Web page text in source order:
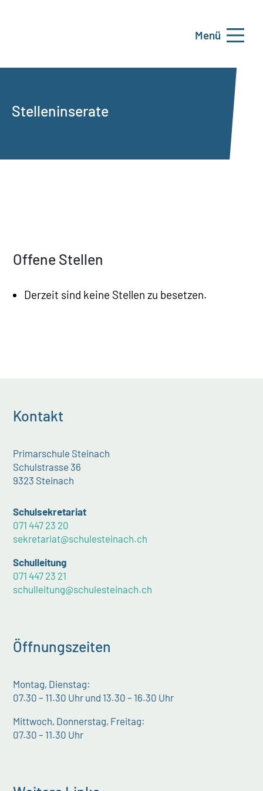
Menü
Stelleninserate
Offene Stellen
Derzeit sind keine Stellen zu besetzen.
Kontakt
Primarschule Steinach
Schulstrasse 36
9323 Steinach
Schulsekretariat
071 447 23 20
sekretariat@schulesteinach.ch
Schulleitung
071 447 23 21
schulleitung@schulesteinach.ch
Öffnungszeiten
Montag, Dienstag:
07.30 – 11.30 Uhr und 13.30 – 16.30 Uhr
Mittwoch, Donnerstag, Freitag:
07.30 – 11.30 Uhr